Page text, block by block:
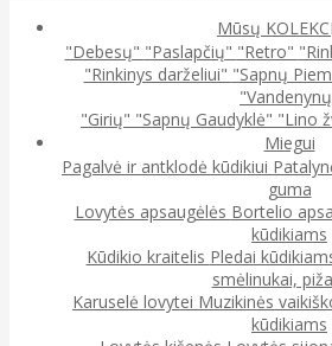
Mūsų
"Debesų" "Paslapčių" "Retro"
"Rinkinys darželiui" "Sapnų
"Girių" "Sapnų Gaudyklė" "Lino
Miegui
Pagalvė ir antklodė kūdikiui
guma
Lovytės apsaugėlės Bortelio
kūdikiams
Kūdikio kraitelis Pledai
smėlinukai,
Karuselė lovytei Muzikinės
kūdikiams